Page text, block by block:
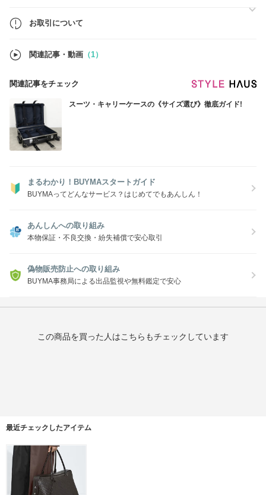
お取引について
関連記事・動画 （1）
関連記事をチェック
スーツ・キャリーケースの《サイズ選び》徹底ガイド!
まるわかり！BUYMAスタートガイド
BUYMAってどんなサービス？はじめてでもあんしん！
あんしんへの取り組み
本物保証・不良交換・紛失補償で安心取引
偽物販売防止への取り組み
BUYMA事務局による出品監視や無料鑑定で安心
この商品を買った人はこちらもチェックしています
最近チェックしたアイテム